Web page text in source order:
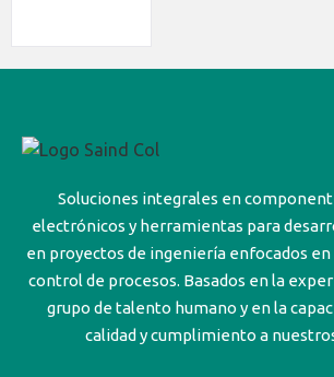
Soluciones integrales en
electrónicos y herramientas para
en proyectos de ingeniería enfocados
control de procesos. Basados en la
grupo de talento humano y en la
calidad y cumplimiento a